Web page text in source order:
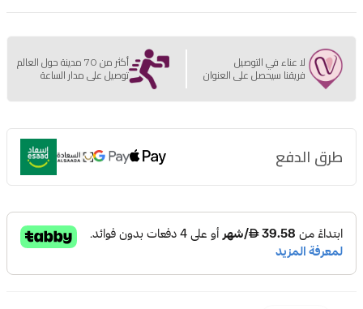
لا عناء في التوصيل
فريقنا سيحصل على العنوان
أكثر من 70 مدينة حول العالم
توصيل على مدار الساعة
طرق الدفع